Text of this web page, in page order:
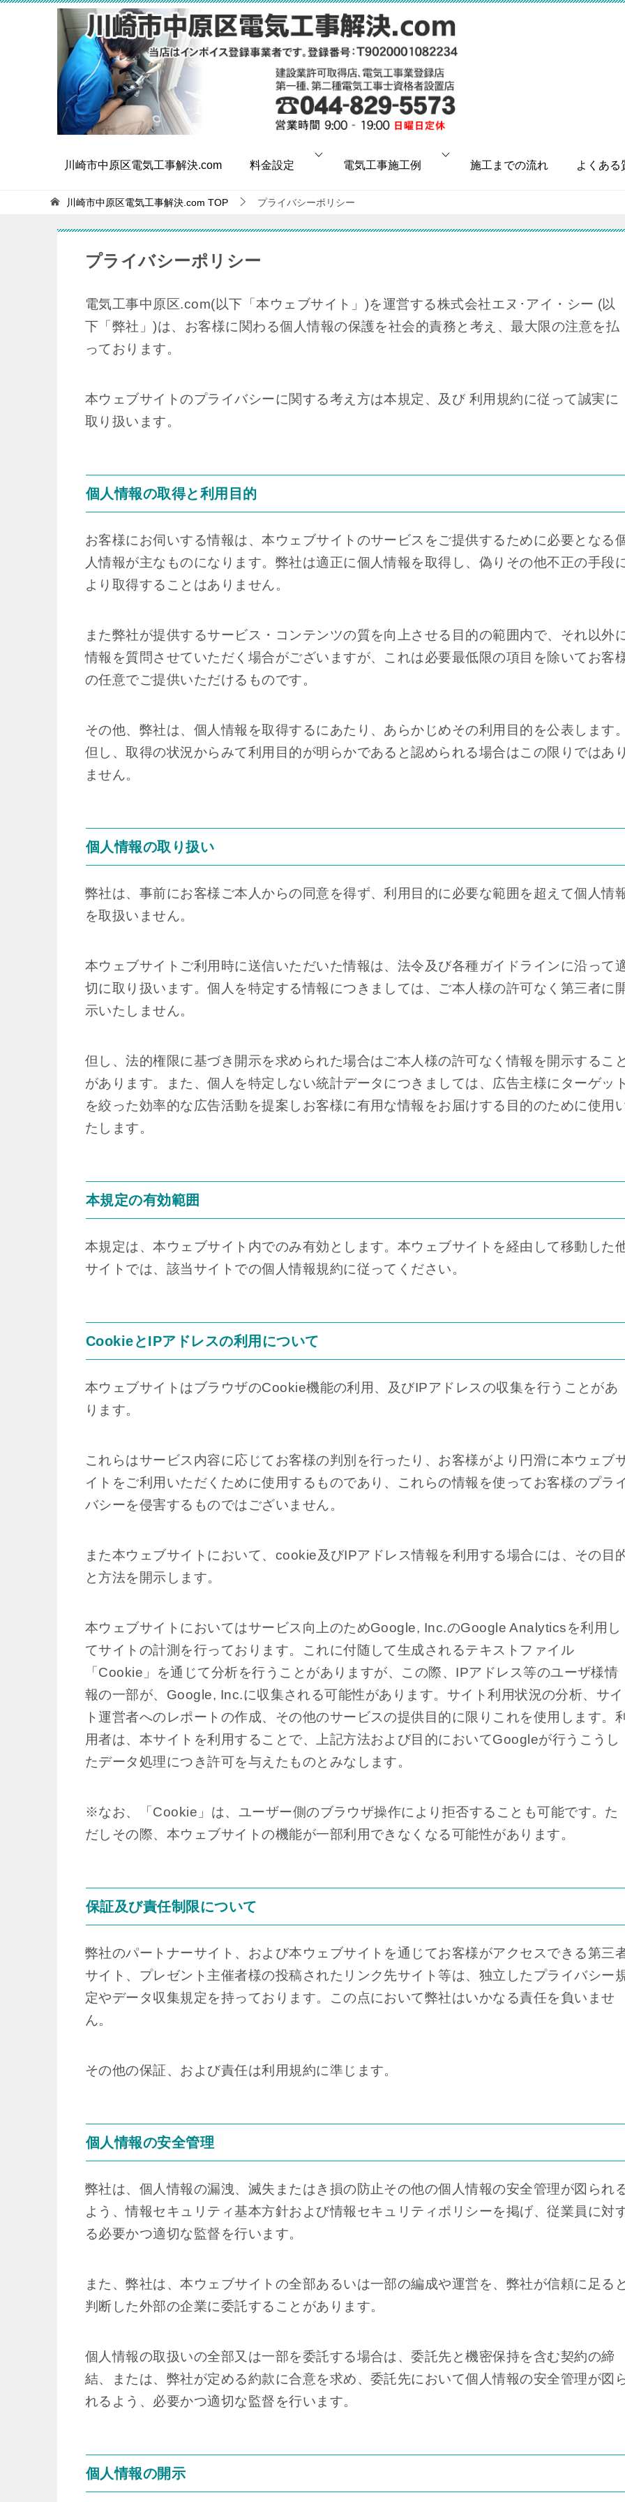
川崎市中原区電気工事解決.com 料金設定 電気工事施工例 施工までの流れ よくある
川崎市中原区電気工事解決.com TOP プライバシーポリシー
プライバシーポリシー
電気工事中原区.com(以下「本ウェブサイト」)を運営する株式会社エヌ･アイ・シー (以
下「弊社」)は、お客様に関わる個人情報の保護を社会的責務と考え、最大限の注意を払
っております。
本ウェブサイトのプライバシーに関する考え方は本規定、及び 利用規約に従って誠実に
取り扱います。
個人情報の取得と利用目的
お客様にお伺いする情報は、本ウェブサイトのサービスをご提供するために必要となる
人情報が主なものになります。弊社は適正に個人情報を取得し、偽りその他不正の手段
より取得することはありません。
また弊社が提供するサービス・コンテンツの質を向上させる目的の範囲内で、それ以外
情報を質問させていただく場合がございますが、これは必要最低限の項目を除いてお客
の任意でご提供いただけるものです。
その他、弊社は、個人情報を取得するにあたり、あらかじめその利用目的を公表します
但し、取得の状況からみて利用目的が明らかであると認められる場合はこの限りではあ
ません。
個人情報の取り扱い
弊社は、事前にお客様ご本人からの同意を得ず、利用目的に必要な範囲を超えて個人情
を取扱いません。
本ウェブサイトご利用時に送信いただいた情報は、法令及び各種ガイドラインに沿って
切に取り扱います。個人を特定する情報につきましては、ご本人様の許可なく第三者に
示いたしません。
但し、法的権限に基づき開示を求められた場合はご本人様の許可なく情報を開示するこ
があります。また、個人を特定しない統計データにつきましては、広告主様にターゲッ
を絞った効率的な広告活動を提案しお客様に有用な情報をお届けする目的のために使用
たします。
本規定の有効範囲
本規定は、本ウェブサイト内でのみ有効とします。本ウェブサイトを経由して移動した
サイトでは、該当サイトでの個人情報規約に従ってください。
CookieとIPアドレスの利用について
本ウェブサイトはブラウザのCookie機能の利用、及びIPアドレスの収集を行うことがあ
ります。
これらはサービス内容に応じてお客様の判別を行ったり、お客様がより円滑に本ウェブ
イトをご利用いただくために使用するものであり、これらの情報を使ってお客様のプラ
バシーを侵害するものではございません。
また本ウェブサイトにおいて、cookie及びIPアドレス情報を利用する場合には、その目
と方法を開示します。
本ウェブサイトにおいてはサービス向上のためGoogle, Inc.のGoogle Analyticsを利用し
てサイトの計測を行っております。これに付随して生成されるテキストファイル
「Cookie」を通じて分析を行うことがありますが、この際、IPアドレス等のユーザ様情
報の一部が、Google, Inc.に収集される可能性があります。サイト利用状況の分析、サイ
ト運営者へのレポートの作成、その他のサービスの提供目的に限りこれを使用します。
用者は、本サイトを利用することで、上記方法および目的においてGoogleが行うこうし
たデータ処理につき許可を与えたものとみなします。
※なお、「Cookie」は、ユーザー側のブラウザ操作により拒否することも可能です。た
だしその際、本ウェブサイトの機能が一部利用できなくなる可能性があります。
保証及び責任制限について
弊社のパートナーサイト、および本ウェブサイトを通じてお客様がアクセスできる第三
サイト、プレゼント主催者様の投稿されたリンク先サイト等は、独立したプライバシー
定やデータ収集規定を持っております。この点において弊社はいかなる責任を負いませ
ん。
その他の保証、および責任は利用規約に準じます。
個人情報の安全管理
弊社は、個人情報の漏洩、滅失またはき損の防止その他の個人情報の安全管理が図られ
よう、情報セキュリティ基本方針および情報セキュリティポリシーを掲げ、従業員に対
る必要かつ適切な監督を行います。
また、弊社は、本ウェブサイトの全部あるいは一部の編成や運営を、弊社が信頼に足る
判断した外部の企業に委託することがあります。
個人情報の取扱いの全部又は一部を委託する場合は、委託先と機密保持を含む契約の締
結、または、弊社が定める約款に合意を求め、委託先において個人情報の安全管理が図
れるよう、必要かつ適切な監督を行います。
個人情報の開示